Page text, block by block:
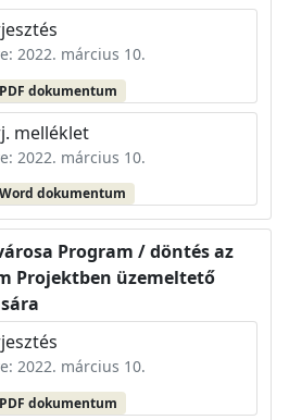
2022. március 10.
PDF dokumentum
melléklet
2022. március 10.
Word dokumentum
Program / döntés az
Projektben üzemeltető
2022. március 10.
PDF dokumentum